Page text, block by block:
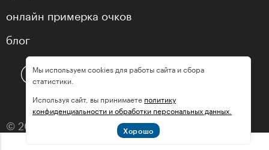
онлайн примерка очков
блог
© 2013—2026 оптика «МастерГлассес»
Мы используем cookies для работы сайта и сбора
статистики.
Используя сайт, вы принимаете политику
конфиденциальности и обработки персональных данных.
Хорошо